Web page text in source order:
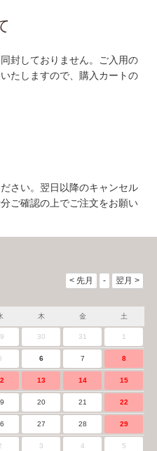
封しておりません。ご入用の
たしますので、購入カートの
さい。翌日以降のキャンセル
ご確認の上でご注文をお願い
木 金 土
30 31 1
6 7 8
13 14 15
20 21 22
27 28 29
3 4 5